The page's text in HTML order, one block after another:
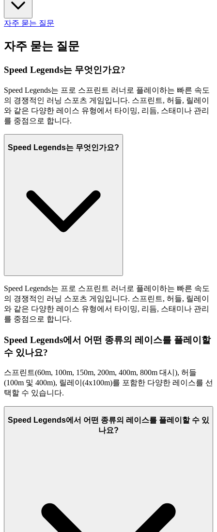
자주 묻는 질문
자주 묻는 질문
Speed Legends는 무엇인가요?
Speed Legends는 프로 스프린트 러너로 플레이하는 빠른 속도
의 경쟁적인 러닝 스포츠 게임입니다. 스프린트, 허들, 릴레이
와 같은 다양한 레이스 유형에서 타이밍, 리듬, 스태미나 관리
를 중점으로 합니다.
Speed Legends는 무엇인가요?
Speed Legends는 프로 스프린트 러너로 플레이하는 빠른 속도
의 경쟁적인 러닝 스포츠 게임입니다. 스프린트, 허들, 릴레이
와 같은 다양한 레이스 유형에서 타이밍, 리듬, 스태미나 관리
를 중점으로 합니다.
Speed Legends에서 어떤 종류의 레이스를 플레이할
수 있나요?
스프린트(60m, 100m, 150m, 200m, 400m, 800m 대시), 허들
(100m 및 400m), 릴레이(4x100m)를 포함한 다양한 레이스를 선
택할 수 있습니다.
Speed Legends에서 어떤 종류의 레이스를 플레이할 수 있
나요?